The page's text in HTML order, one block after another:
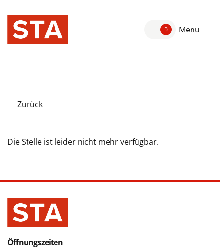
0 Menu
Zurück
Die Stelle ist leider nicht mehr verfügbar.
Öffnungszeiten